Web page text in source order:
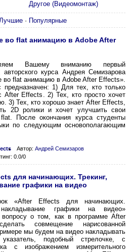
Другое (Видеомонтаж)
Лучшие · Популярные
во flat анимацию в Adobe After
Вашему вниманию первый
авторского курса Андрея Семизарова
во flat анимацию в Adobe After Effects».
предназначен: 1) Для тех, кто только
After Effects. 2) Тех, кто просто хочет
3) Тех, кто хорошо знает After Effects,
2D ролики и хочет улучшить свои
После окончания курса студенты
по следующим основополагающим
Автор: Андрей Семизаров
0.0/0
для начинающих. Трекинг,
графики на видео
«After Effects для начинающих.
накладывание графики на видео»
о том, как в программе After
совмещение нарисованной
мы будем на видео накладывать
подобный стрелочке, с
с изображением измерительного